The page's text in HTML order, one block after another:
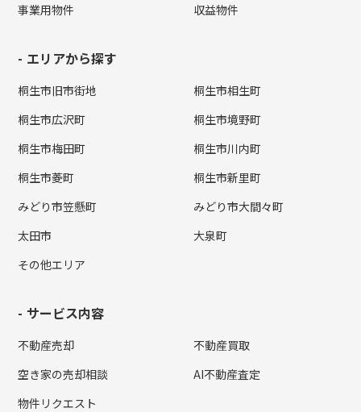
事業用物件
収益物件
エリアから探す
桐生市旧市街地
桐生市相生町
桐生市広沢町
桐生市境野町
桐生市梅田町
桐生市川内町
桐生市菱町
桐生市新里町
みどり市笠懸町
みどり市大間々町
太田市
大泉町
その他エリア
サービス内容
不動産売却
不動産買取
空き家の売却相談
AI不動産査定
物件リクエスト